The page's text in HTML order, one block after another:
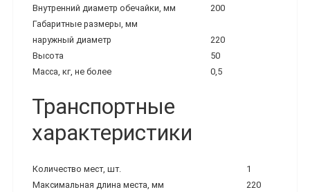
Внутренний диаметр обечайки, мм
200
Габаритные размеры, мм
наружный диаметр
220
Высота
50
Масса, кг, не более
0,5
Транспортные
характеристики
Количество мест, шт.
1
Максимальная длина места, мм
220